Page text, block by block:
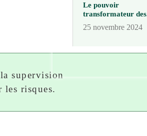
supervision
risques.
Le pouvoir
transformateur
25 novembre 2024